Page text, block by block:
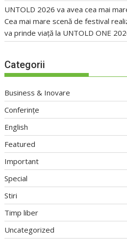
UNTOLD 2026 va avea cea mai
Cea mai mare scenă de festival
va prinde viață la UNTOLD ONE
Categorii
Business & Inovare
Conferințe
English
Featured
Important
Special
Stiri
Timp liber
Uncategorized